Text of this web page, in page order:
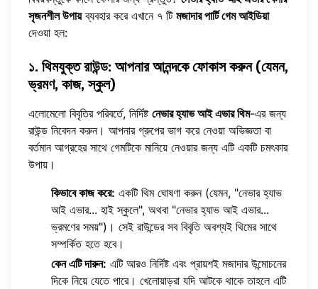
সৃজনশীল উপায়ব্যবহার করে এখানে ৭ টি মজাদার পার্টি গেম আইডিয়া
দেওয়া হল:
১. থিমযুক্ত রাউন্ড: আপনার আনন্দকে ফোকাস করুন (যেমন,
ভ্রমণ, কাজ, স্কুল)
এলোমেলো বিবৃতির পরিবর্তে, নির্দিষ্ট নেভার হ্যাভ আই এভার থিম-এর জন্য
রাউন্ড নিবেদন করুন। আপনার গ্রুপের ভাগ করে নেওয়া অভিজ্ঞতা বা
বর্তমান আগ্রহের সাথে গেমটিকে মানিয়ে নেওয়ার জন্য এটি একটি চমৎকার
উপায়।
কিভাবে কাজ করে: একটি থিম ঘোষণা করুন (যেমন, "নেভার হ্যাভ
আই এভার... হাই স্কুলে", অথবা "নেভার হ্যাভ আই এভার...
ভ্রমণের সময়")। সেই রাউন্ডের সব বিবৃতি অবশ্যই থিমের সাথে
সম্পর্কিত হতে হবে।
কেন এটি দারুন: এটি আরও নির্দিষ্ট এবং প্রায়শই মজাদার উন্মোচনের
দিকে নিয়ে যেতে পারে। খেলোয়াড়রা যদি আটকে থাকে তাহলে এটি